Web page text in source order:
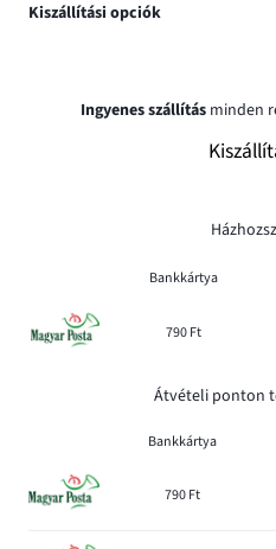
Kiszállítási opciók
Ingyenes szállítás minden
Bankkártya
790 Ft
Átvételi ponton
Bankkártya
790 Ft